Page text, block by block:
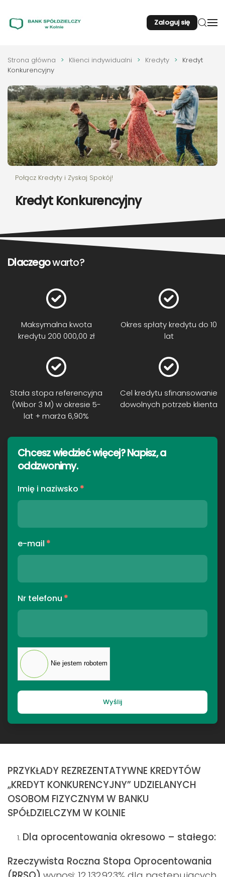
Przejdź do głównej treści
Zaloguj się
Strona główna Klienci indywidualni Kredyty
Kredyt
Konkurencyjny
Połącz Kredyty i Zyskaj Spokój!
Kredyt Konkurencyjny
Dlaczegowarto?
Maksymalna kwota
kredytu 200 000,00 zł
Okres spłaty kredytu do 10
lat
Stała stopa referencyjna
(Wibor 3 M) w okresie 5-
lat + marża 6,90%
Cel kredytu sfinansowanie
dowolnych potrzeb klienta
Chcesz wiedzieć więcej? Napisz, a
oddzwonimy.
Imię i naziwsko *
e-mail *
Nr telefonu *
Nie jestem robotem
Wyślij
PRZYKŁADY REZREZENTATYWNE KREDYTÓW
„KREDYT KONKURENCYJNY” UDZIELANYCH
OSOBOM FIZYCZNYM W BANKU
SPÓŁDZIELCZYM W KOLNIE
Dla oprocentowania okresowo – stałego:
Rzeczywista Roczna Stopa Oprocentowania